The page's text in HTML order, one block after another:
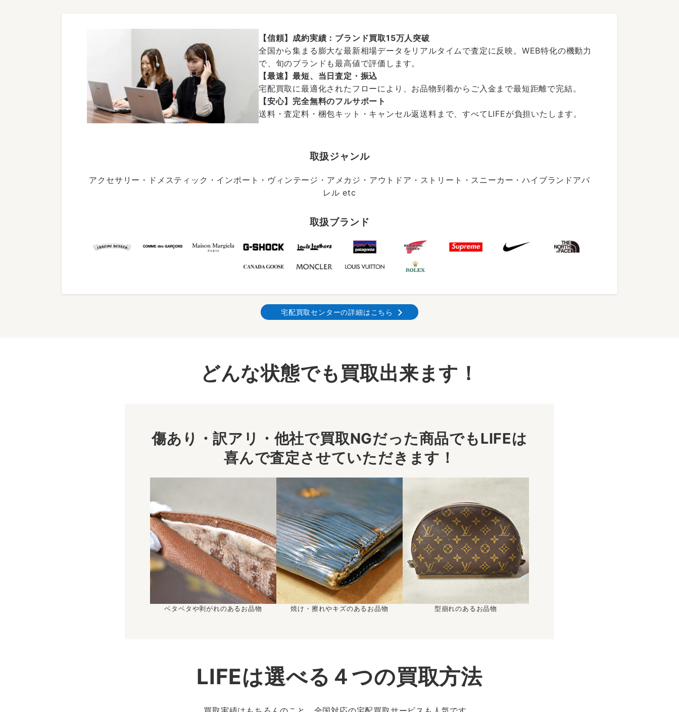
【信頼】成約実績：ブランド買取15万人突破
全国から集まる膨大な最新相場データをリアルタイムで査定に反映。WEB特化の機動力
で、旬のブランドも最高値で評価します。
【最速】最短、当日査定・振込
宅配買取に最適化されたフローにより、お品物到着からご入金まで最短距離で完結。
【安心】完全無料のフルサポート
送料・査定料・梱包キット・キャンセル返送料まで、すべてLIFEが負担いたします。
取扱ジャンル
アクセサリー・ドメスティック・インポート・ヴィンテージ・アメカジ・アウトドア・ストリート・スニーカー・ハイブランドアパ
レル etc
取扱ブランド
宅配買取センターの詳細はこちら
どんな状態でも買取出来ます！
傷あり・訳アリ・他社で買取NGだった商品でもLIFEは
喜んで査定させていただきます！
ベタベタや剥がれのあるお品物 焼け・擦れやキズのあるお品物 型崩れのあるお品物
LIFEは選べる４つの買取方法